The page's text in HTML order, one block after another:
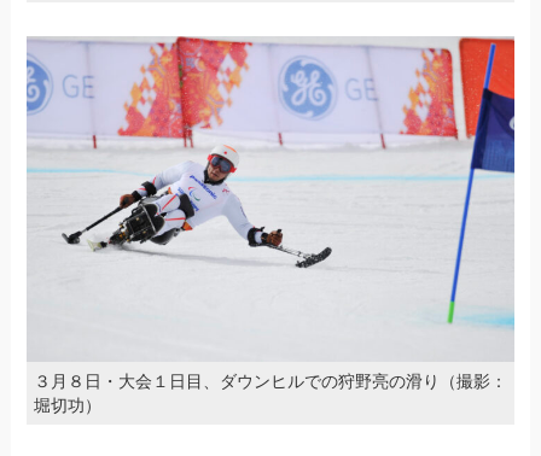
３月８日・大会１日目、ダウンヒルでの狩野亮の滑り（撮影：
堀切功）